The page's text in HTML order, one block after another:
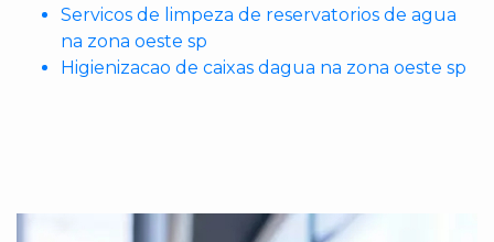
Servicos de limpeza de reservatorios de agua
na zona oeste sp
Higienizacao de caixas dagua na zona oeste sp